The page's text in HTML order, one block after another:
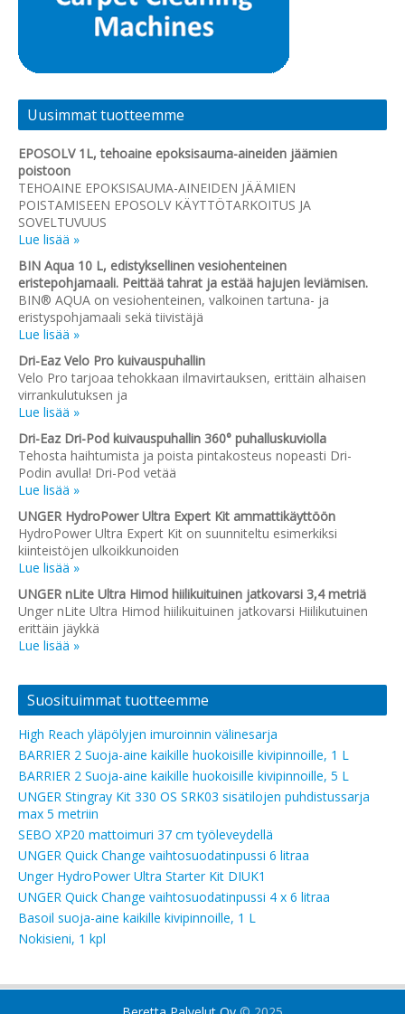
Uusimmat tuotteemme
EPOSOLV 1L, tehoaine epoksisauma-aineiden jäämien
poistoon
TEHOAINE EPOKSISAUMA-AINEIDEN JÄÄMIEN
POISTAMISEEN EPOSOLV KÄYTTÖTARKOITUS JA
SOVELTUVUUS
Lue lisää »
BIN Aqua 10 L, edistyksellinen vesiohenteinen
eristepohjamaali. Peittää tahrat ja estää hajujen leviämisen.
BIN® AQUA on vesiohenteinen, valkoinen tartuna- ja
eristyspohjamaali sekä tiivistäjä
Lue lisää »
Dri-Eaz Velo Pro kuivauspuhallin
Velo Pro tarjoaa tehokkaan ilmavirtauksen, erittäin alhaisen
virrankulutuksen ja
Lue lisää »
Dri-Eaz Dri-Pod kuivauspuhallin 360° puhalluskuviolla
Tehosta haihtumista ja poista pintakosteus nopeasti Dri-
Podin avulla! Dri-Pod vetää
Lue lisää »
UNGER HydroPower Ultra Expert Kit ammattikäyttöön
HydroPower Ultra Expert Kit on suunniteltu esimerkiksi
kiinteistöjen ulkoikkunoiden
Lue lisää »
UNGER nLite Ultra Himod hiilikuituinen jatkovarsi 3,4 metriä
Unger nLite Ultra Himod hiilikuituinen jatkovarsi Hiilikutuinen
erittäin jäykkä
Lue lisää »
Suosituimmat tuotteemme
High Reach yläpölyjen imuroinnin välinesarja
BARRIER 2 Suoja-aine kaikille huokoisille kivipinnoille, 1 L
BARRIER 2 Suoja-aine kaikille huokoisille kivipinnoille, 5 L
UNGER Stingray Kit 330 OS SRK03 sisätilojen puhdistussarja
max 5 metriin
SEBO XP20 mattoimuri 37 cm työleveydellä
UNGER Quick Change vaihtosuodatinpussi 6 litraa
Unger HydroPower Ultra Starter Kit DIUK1
UNGER Quick Change vaihtosuodatinpussi 4 x 6 litraa
Basoil suoja-aine kaikille kivipinnoille, 1 L
Nokisieni, 1 kpl